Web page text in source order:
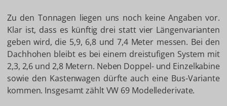
Zu den Tonnagen liegen uns noch keine Angaben vor.
Klar ist, dass es künftig drei statt vier Längenvarianten
geben wird, die 5,9, 6,8 und 7,4 Meter messen. Bei den
Dachhohen bleibt es bei einem dreistufigen System mit
2,3, 2,6 und 2,8 Metern. Neben Doppel- und Einzelkabine
sowie den Kastenwagen dürfte auch eine Bus-Variante
kommen. Insgesamt zählt VW 69 Modellederivate.